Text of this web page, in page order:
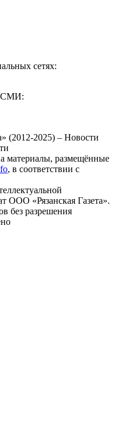
сетях:
СМИ:
(2012-2025) – Новости
материалы, размещённые
, в соответствии с
ООО «Рязанская Газета».
без разрешения